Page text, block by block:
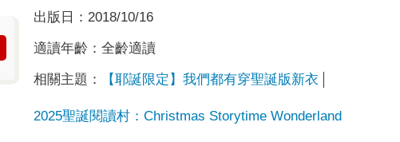
出版日： 2018/10/16
適讀年齡：全齡適讀
相關主題： 【耶誕限定】我們都有穿聖誕版新衣
2025聖誕閱讀村：Christmas Storytime Wonderland